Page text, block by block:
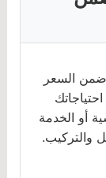
السعر
أو الخدمة
والتركيب.